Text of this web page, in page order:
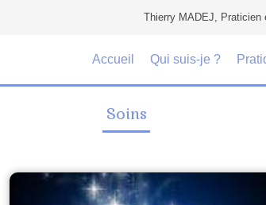
Thierry MADEJ, Praticien
Accueil Qui suis-je ?
Soins